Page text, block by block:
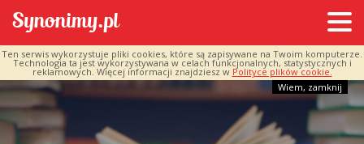
Ten serwis wykorzystuje pliki cookies, które są zapisywane na Twoim komputerze.
Technologia ta jest wykorzystywana w celach funkcjonalnych, statystycznych i
reklamowych. Więcej informacji znajdziesz w Polityce plików cookie.
Wiem, zamknij